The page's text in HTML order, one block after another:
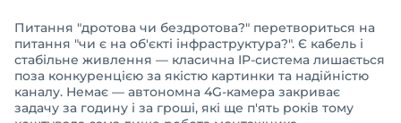
Питання "дротова чи бездротова?" перетвориться на
питання "чи є на об'єкті інфраструктура?". Є кабель і
стабільне живлення — класична IP-система лишається
поза конкуренцією за якістю картинки та надійністю
каналу. Немає — автономна 4G-камера закриває
задачу за годину і за гроші, які ще п'ять років тому